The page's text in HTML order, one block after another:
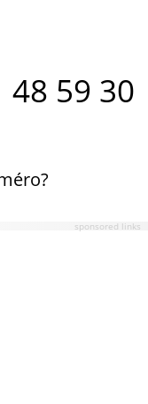
48 59 30
sponsored links